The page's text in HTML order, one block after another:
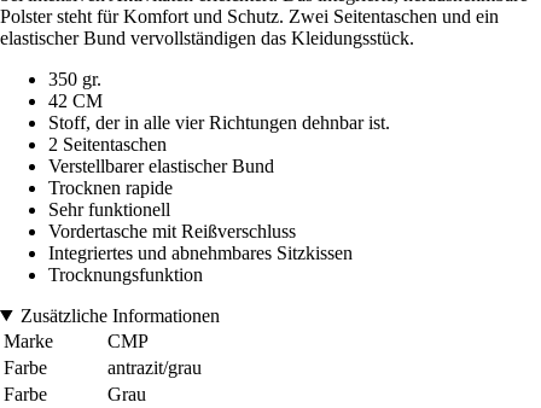
Polster steht für Komfort und Schutz. Zwei Seitentaschen und ein
elastischer Bund vervollständigen das Kleidungsstück.
350 gr.
42 CM
Stoff, der in alle vier Richtungen dehnbar ist.
2 Seitentaschen
Verstellbarer elastischer Bund
Trocknen rapide
Sehr funktionell
Vordertasche mit Reißverschluss
Integriertes und abnehmbares Sitzkissen
Trocknungsfunktion
Zusätzliche Informationen
Marke
CMP
Farbe
antrazit/grau
Farbe
Grau